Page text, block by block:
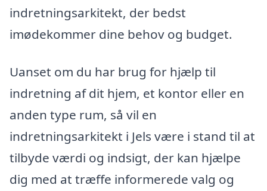
indretningsarkitekt, der bedst
imødekommer dine behov og budget.
Uanset om du har brug for hjælp til
indretning af dit hjem, et kontor eller en
anden type rum, så vil en
indretningsarkitekt i Jels være i stand til at
tilbyde værdi og indsigt, der kan hjælpe
dig med at træffe informerede valg og